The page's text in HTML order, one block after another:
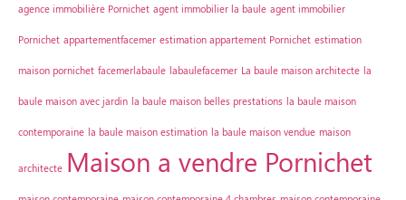
agence immobilière Pornichet agent immobilier la baule agent immobilier
Pornichet appartementfacemer estimation appartement Pornichet estimation
maison pornichet facemerlabaule labaulefacemer La baule maison architecte la
baule maison avec jardin la baule maison belles prestations la baule maison
contemporaine la baule maison estimation la baule maison vendue maison
architecte Maison a vendre Pornichet